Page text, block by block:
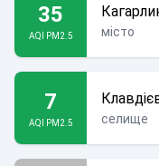
35
AQI PM2.5 місто
7
AQI PM2.5 селище